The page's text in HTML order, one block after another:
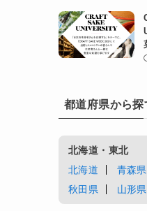
都道府県から探
北海道・東北
北海道
青森県
秋田県
山形県